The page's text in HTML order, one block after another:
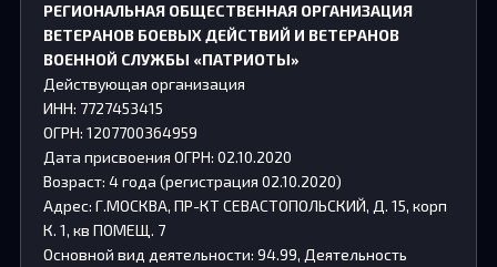
РЕГИОНАЛЬНАЯ ОБЩЕСТВЕННАЯ ОРГАНИЗАЦИЯ
ВЕТЕРАНОВ БОЕВЫХ ДЕЙСТВИЙ И ВЕТЕРАНОВ
ВОЕННОЙ СЛУЖБЫ «ПАТРИОТЫ»
Действующая организация
ИНН: 7727453415
ОГРН: 1207700364959
Дата присвоения ОГРН: 02.10.2020
Возраст: 4 года (регистрация 02.10.2020)
Адрес: Г.МОСКВА, ПР-КТ СЕВАСТОПОЛЬСКИЙ, Д. 15, корп
К. 1, кв ПОМЕЩ. 7
Основной вид деятельности: 94.99, Деятельность